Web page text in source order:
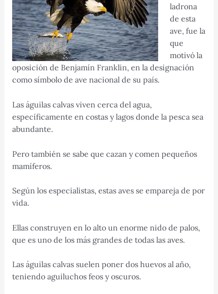
ladrona
de esta
ave, fue la
que
motivó la
oposición de Benjamín Franklin, en la designación
como símbolo de ave nacional de su país.
Las águilas calvas viven cerca del agua,
específicamente en costas y lagos donde la pesca sea
abundante.
Pero también se sabe que cazan y comen pequeños
mamíferos.
Según los especialistas, estas aves se empareja de por
vida.
Ellas construyen en lo alto un enorme nido de palos,
que es uno de los más grandes de todas las aves.
Las águilas calvas suelen poner dos huevos al año,
teniendo aguiluchos feos y oscuros.